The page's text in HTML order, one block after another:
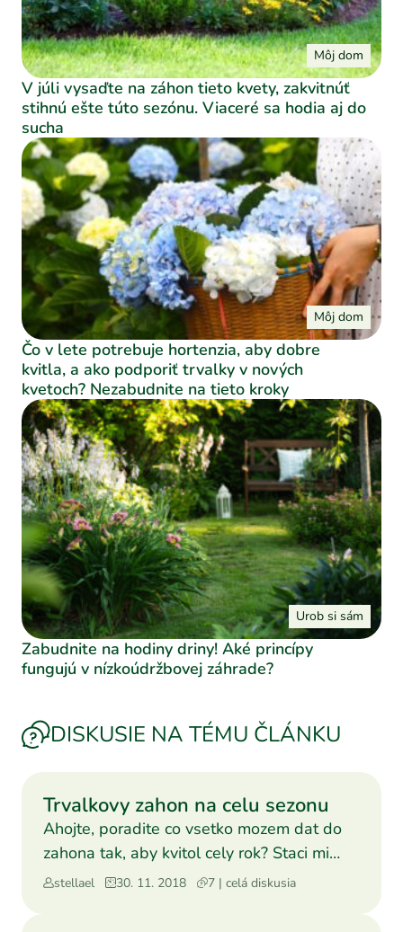
Môj dom
V júli vysaďte na záhon tieto kvety, zakvitnúť
stihnú ešte túto sezónu. Viaceré sa hodia aj do
sucha
Môj dom
Čo v lete potrebuje hortenzia, aby dobre
kvitla, a ako podporiť trvalky v nových
kvetoch? Nezabudnite na tieto kroky
Urob si sám
Zabudnite na hodiny driny! Aké princípy
fungujú v nízkoúdržbovej záhrade?
DISKUSIE NA TÉMU ČLÁNKU
Trvalkovy zahon na celu sezonu
Ahojte, poradite co vsetko mozem dat do
zahona tak, aby kvitol cely rok? Staci mi
aspon priblizne...
stellael 30. 11. 2018 7 | celá diskusia